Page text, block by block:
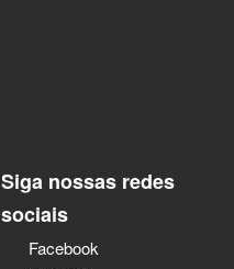
Siga nossas redes
sociais
Facebook